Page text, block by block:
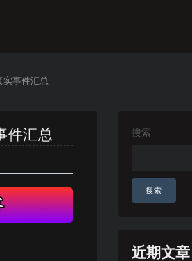
实事件汇总
件汇总 搜索
搜索
近期文章